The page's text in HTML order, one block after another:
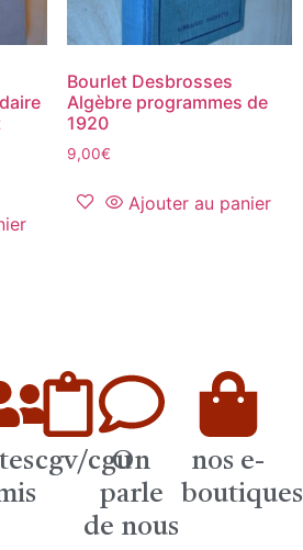
Bourlet Desbrosses
Algèbre programmes de
1920
9,00€
Ajouter au panier
cgv/cguOn
parle
de nous
nos e-
boutiques